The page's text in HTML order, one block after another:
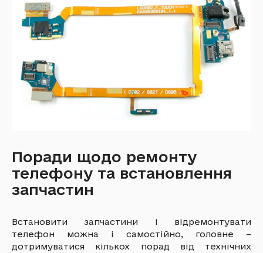
Поради щодо ремонту
телефону та встановлення
запчастин
Встановити запчастини і відремонтувати
телефон можна і самостійно, головне –
дотримуватися кількох порад від технічних